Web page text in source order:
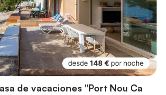
desde 148 € por noche
de vacaciones "Port Nou Ca